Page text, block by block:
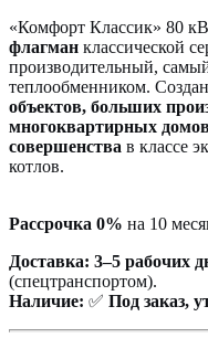
«Комфорт Классик» 80
флагман классической
производительный,
теплообменником.
объектов, больших
многоквартирных домов
совершенства в классе
котлов.
Рассрочка 0% на 10
Доставка: 3–5 рабочих
(спецтранспортом).
Наличие: ✅ Под заказ,